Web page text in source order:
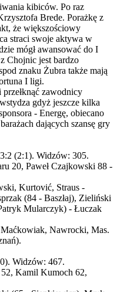
kibiców. Po raz
Brede. Porażkę z
że większościowy
straci swoje aktywa w
mógł awansować do I
Chojnic jest bardzo
znaku Żubra także mają
I ligi.
przełknąć zawodnicy
gdyż jeszcze kilka
- Energę, obiecano
dających szansę gry
(2:1). Widzów: 305.
20, Paweł Czajkowski 88 -
Kurtović, Straus -
(84 - Baszłaj), Zieliński
Mularczyk) - Łuczak
Nawrocki, Mas.
Widzów: 467.
Kamil Kumoch 62,